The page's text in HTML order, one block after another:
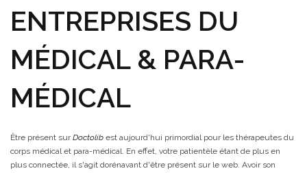
ENTREPRISES DU
MÉDICAL & PARA-
MÉDICAL
Être présent surDoctolib est aujourd'hui primordial pour les thérapeutes du
corps médical et para-médical. En effet, votre patientèle étant de plus en
plus connectée, il s'agit dorénavant d'être présent sur le web. Avoir son